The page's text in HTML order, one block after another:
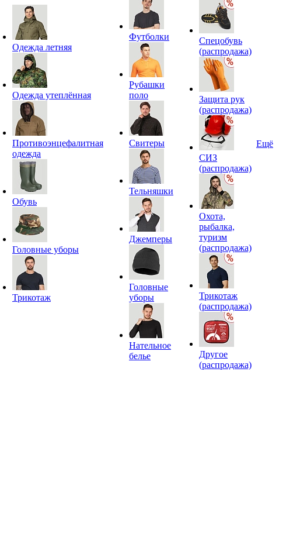
Одежда летняя
Одежда утеплённая
Противоэнцефалитная
одежда
Обувь
Головные уборы
Трикотаж
Футболки
Рубашки
поло
Свитеры
Тельняшки
Джемперы
Головные
уборы
Нательное
белье
Спецобувь
(распродажа)
Защита рук
(распродажа)
СИЗ
(распродажа)
Охота,
рыбалка,
туризм
(распродажа)
Трикотаж
(распродажа)
Другое
(распродажа)
Ещё